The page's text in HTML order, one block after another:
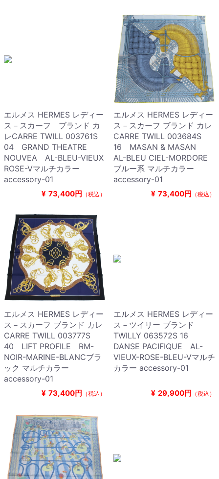
エルメス HERMES レディー
ス－スカーフ ブランド カ
レCARRE TWILL 003761S
04 GRAND THEATRE
NOUVEA AL-BLEU-VIEUX
ROSE-Vマルチカラー
accessory-01
¥ 73,400円 （税込）
エルメス HERMES レディー
ス－スカーフ ブランド カレ
CARRE TWILL 003684S
16 MASAN & MASAN
AL-BLEU CIEL-MORDORE
ブルー系 マルチカラー
accessory-01
¥ 73,400円 （税込）
エルメス HERMES レディー
ス－スカーフ ブランド カレ
CARRE TWILL 003777S
40 LIFT PROFILE RM-
NOIR-MARINE-BLANCブラ
ック マルチカラー
accessory-01
¥ 73,400円 （税込）
エルメス HERMES レディー
ス－ツイリー ブランド
TWILLY 063572S 16
DANSE PACIFIQUE AL-
VIEUX-ROSE-BLEU-Vマルチ
カラー accessory-01
¥ 29,900円 （税込）